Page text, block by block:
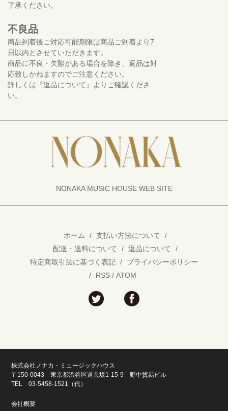
了承ください。
不良品
商品到着後ご対応可能期限は商品ご到着より7
日以内とさせていただきます。
商品に不良・欠陥がある場合を除き、返品は対
応致しかねますのでご注意ください。
詳しくは『返品について』よりご確認くださ
い。
NONAKA MUSIC HOUSE WEB SITE
ホーム / 支払い方法について
/
配送・送料について
/ 返品について
/
特定商取引法に基づく表記 /
プライバシーポリシー
/
RSS / ATOM
株式会社ノナカ・ミュージックハウス
〒150-0043 東京都渋谷区道玄坂1-15-9 野中貿易ビル
TEL 03-5458-1521（代）
会社概要